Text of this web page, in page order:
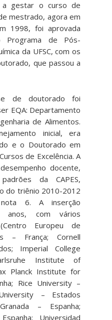
a gestar o curso de
mestrado, agora em
1998, foi aprovada
Programa de Pós-
da UFSC, com os
que passou a
de doutorado foi
EQA: Departamento
de Alimentos.
inicial, era
e o Doutorado em
de Excelência. A
docente,
da CAPES,
do triênio 2010-2012
6. A inserção
anos, com vários
Europeu de
– França; Cornell
Imperial College
Institute of
Planck Institute for
Rice University –
– Estados
– Espanha;
Universidad